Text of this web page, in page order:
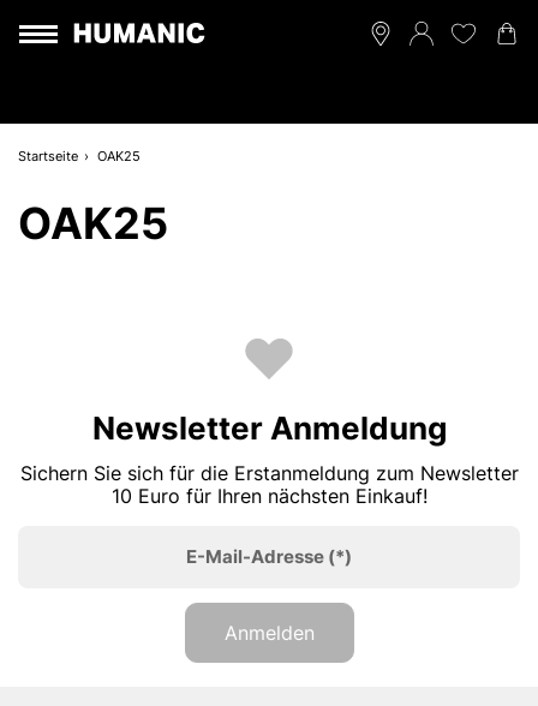
Startseite OAK25
OAK25
Newsletter Anmeldung
Sichern Sie sich für die Erstanmeldung zum Newsletter
10 Euro für Ihren nächsten Einkauf!
E-Mail-Adresse (*)
Anmelden